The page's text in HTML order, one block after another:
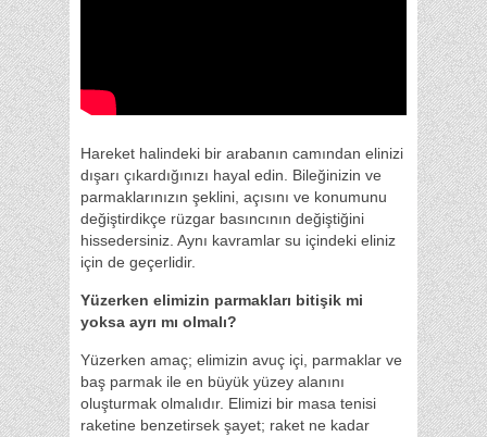
Hareket halindeki bir arabanın camından elinizi
dışarı çıkardığınızı hayal edin. Bileğinizin ve
parmaklarınızın şeklini, açısını ve konumunu
değiştirdikçe rüzgar basıncının değiştiğini
hissedersiniz. Aynı kavramlar su içindeki eliniz
için de geçerlidir.
Yüzerken elimizin parmakları bitişik mi
yoksa ayrı mı olmalı?
Yüzerken amaç; elimizin avuç içi, parmaklar ve
baş parmak ile en büyük yüzey alanını
oluşturmak olmalıdır. Elimizi bir masa tenisi
raketine benzetirsek şayet; raket ne kadar